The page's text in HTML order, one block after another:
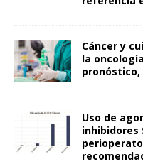
Cáncer y
la
Uso de
inhibidores